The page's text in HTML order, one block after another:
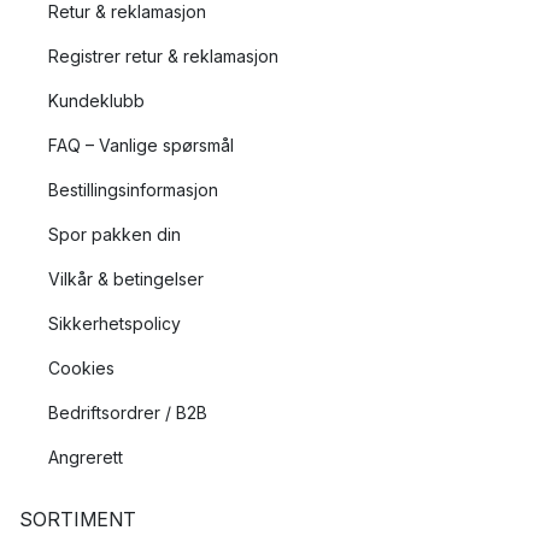
Retur & reklamasjon
Registrer retur & reklamasjon
Kundeklubb
FAQ – Vanlige spørsmål
Bestillingsinformasjon
Spor pakken din
Vilkår & betingelser
Sikkerhetspolicy
Cookies
Bedriftsordrer / B2B
Angrerett
SORTIMENT